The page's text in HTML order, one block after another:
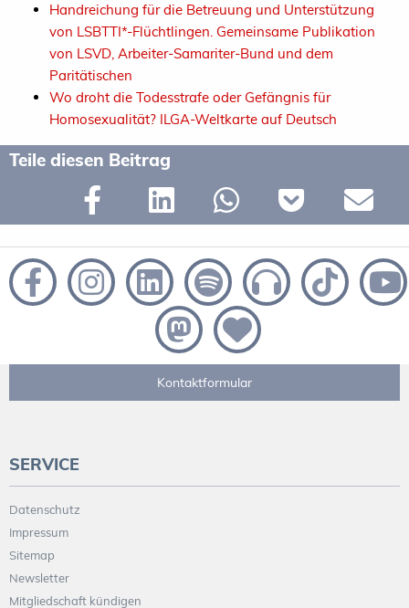
Handreichung für die Betreuung und Unterstützung
von LSBTTI*-Flüchtlingen. Gemeinsame Publikation
von LSVD, Arbeiter-Samariter-Bund und dem
Paritätischen
Wo droht die Todesstrafe oder Gefängnis für
Homosexualität? ILGA-Weltkarte auf Deutsch
Teile diesen Beitrag
Kontaktformular
SERVICE
Datenschutz
Impressum
Sitemap
Newsletter
Mitgliedschaft kündigen